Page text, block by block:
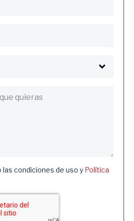
las condiciones de uso y Política